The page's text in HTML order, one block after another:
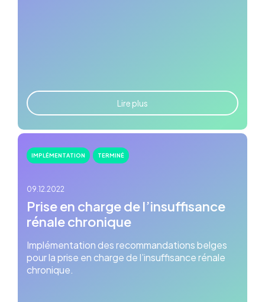
Lire plus
IMPLÉMENTATION TERMINÉ
09.12.2022
Prise en charge de l’insuffisance
rénale chronique
Implémentation des recommandations belges
pour la prise en charge de l’insuffisance rénale
chronique.